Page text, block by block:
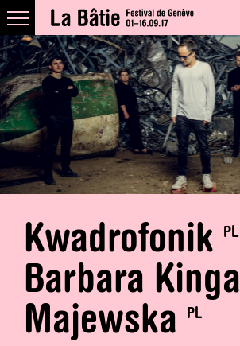
Kwadrofonik PL
Barbara Kinga
Majewska
PL